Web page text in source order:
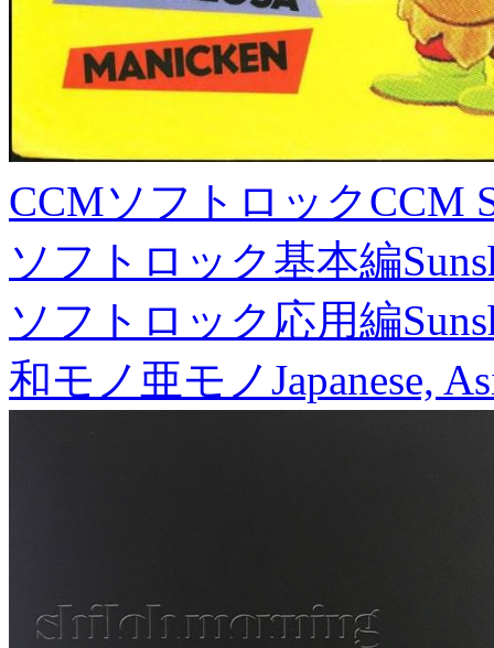
CCMソフトロックCCM
ソフトロック基本編
ソフトロック応用編
和モノ亜モノJapanese,